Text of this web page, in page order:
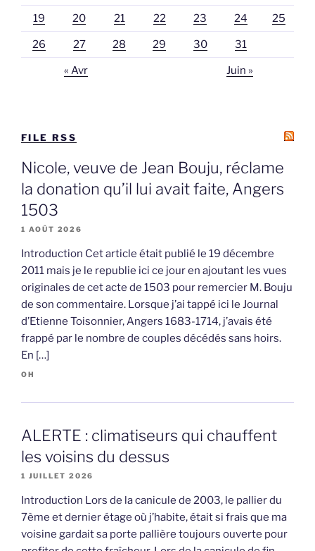
19 20 21 22 23 24 25
26 27 28 29 30 31
« Avr Juin »
FILE RSS
Nicole, veuve de Jean Bouju, réclame
la donation qu’il lui avait faite, Angers
1503
1 AOÛT 2026
Introduction Cet article était publié le 19 décembre
2011 mais je le republie ici ce jour en ajoutant les vues
originales de cet acte de 1503 pour remercier M. Bouju
de son commentaire. Lorsque j’ai tappé ici le Journal
d’Etienne Toisonnier, Angers 1683-1714, j’avais été
frappé par le nombre de couples décédés sans hoirs.
En […]
OH
ALERTE : climatiseurs qui chauffent
les voisins du dessus
1 JUILLET 2026
Introduction Lors de la canicule de 2003, le pallier du
7ème et dernier étage où j’habite, était si frais que ma
voisine gardait sa porte pallière toujours ouverte pour